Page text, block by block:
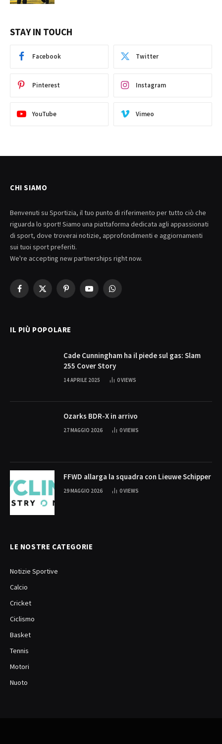
STAY IN TOUCH
Facebook Twitter
Pinterest Instagram
YouTube Vimeo
CHI SIAMO
Benvenuti su Sportizia, il tuo punto di riferimento per tutto ciò che
riguarda lo sport! Siamo una piattaforma dedicata agli appassionati
di sport, dove troverai notizie, approfondimenti e aggiornamenti
sui tuoi sport preferiti.
We're accepting new partnerships right now.
Facebook
X
PinterestYouTubeWhatsApp
IL PIÙ POPOLARE
Cade Cunningham ha il piede sul gas: Slam
255 Cover Story
14 APRILE 2025 0VIEWS
Ozarks BDR-X in arrivo
27 MAGGIO 2026 0VIEWS
FFWD allarga la squadra con Lieuwe Schipper
29 MAGGIO 2026 0VIEWS
LE NOSTRE CATEGORIE
Notizie Sportive
Calcio
Cricket
Ciclismo
Basket
Tennis
Motori
Nuoto